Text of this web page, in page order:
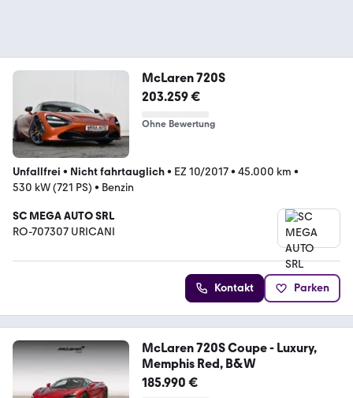
McLaren 720S
203.259 €
Ohne Bewertung
Unfallfrei • Nicht fahrtauglich• EZ 10/2017• 45.000 km •
530 kW (721 PS) • Benzin
SC MEGA AUTO SRL
RO-707307 URICANI
Kontakt Parken
McLaren 720S Coupe - Luxury,
Memphis Red, B&W
185.990 €